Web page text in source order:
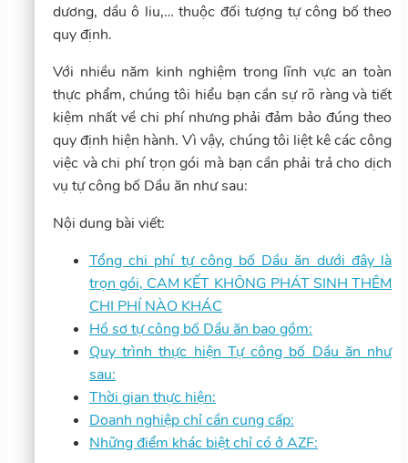
dương, dầu ô liu,… thuộc đối tượng tự công bố theo
quy định.
Với nhiều năm kinh nghiệm trong lĩnh vực an toàn
thực phẩm, chúng tôi hiểu bạn cần sự rõ ràng và tiết
kiệm nhất về chi phí nhưng phải đảm bảo đúng theo
quy định hiện hành. Vì vậy, chúng tôi liệt kê các công
việc và chi phí trọn gói mà bạn cần phải trả cho dịch
vụ tự công bố Dầu ăn như sau:
Nội dung bài viết:
Tổng chi phí tự công bố Dầu ăn dưới đây là
trọn gói, CAM KẾT KHÔNG PHÁT SINH THÊM
CHI PHÍ NÀO KHÁC
Hồ sơ tự công bố Dầu ăn bao gồm:
Quy trình thực hiện Tự công bố Dầu ăn như
sau:
Thời gian thực hiện:
Doanh nghiệp chỉ cần cung cấp:
Những điểm khác biệt chỉ có ở AZF: